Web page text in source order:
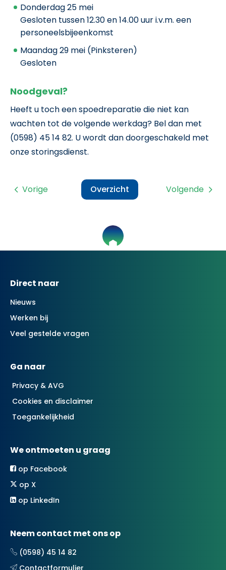
Donderdag 25 mei
Gesloten tussen12.30 en 14.00 uur i.v.m. een
personeelsbijeenkomst
Maandag 29 mei (Pinksteren)
Gesloten
Noodgeval?
Heeft u toch een spoedreparatie die niet kan
wachten tot de volgende werkdag? Bel dan met
(0598) 45 14 82. U wordt dan doorgeschakeld met
onze storingsdienst.
Volgende
Overzicht
Vorige
Contactinformatie
Direct naar
Nieuws
Werken bij
Veel gestelde vragen
Ga naar
Privacy & AVG
Cookies en disclaimer
Toegankelijkheid
We ontmoeten u graag
op Facebook
op X
op LinkedIn
Neem contact met ons op
(0598) 45 14 82
Contactformulier